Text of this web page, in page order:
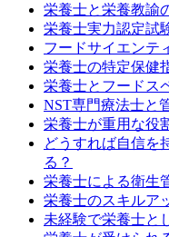
栄養士と栄養教諭
栄養士実力認定試
フードサイエンテ
栄養士の特定保健
栄養士とフードス
NST専門療法士と
栄養士が重用な役
どうすれば自信を
る？
栄養士による衛生
栄養士のスキルア
未経験で栄養士と